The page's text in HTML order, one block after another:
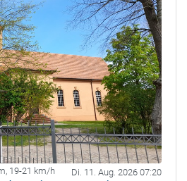
, 19-21 km/h Di. 11. Aug. 2026 07:20